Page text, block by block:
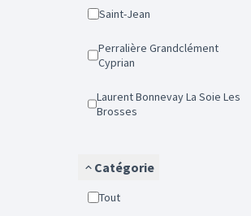
Saint-Jean
Perralière Grandclément
Cyprian
Laurent Bonnevay La Soie Les
Brosses
Catégorie
Tout